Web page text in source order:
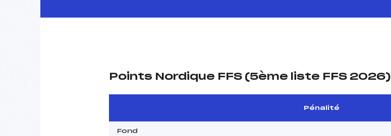
Points Nordique FFS (5ème liste FFS 2026)
Pénalité
Fond